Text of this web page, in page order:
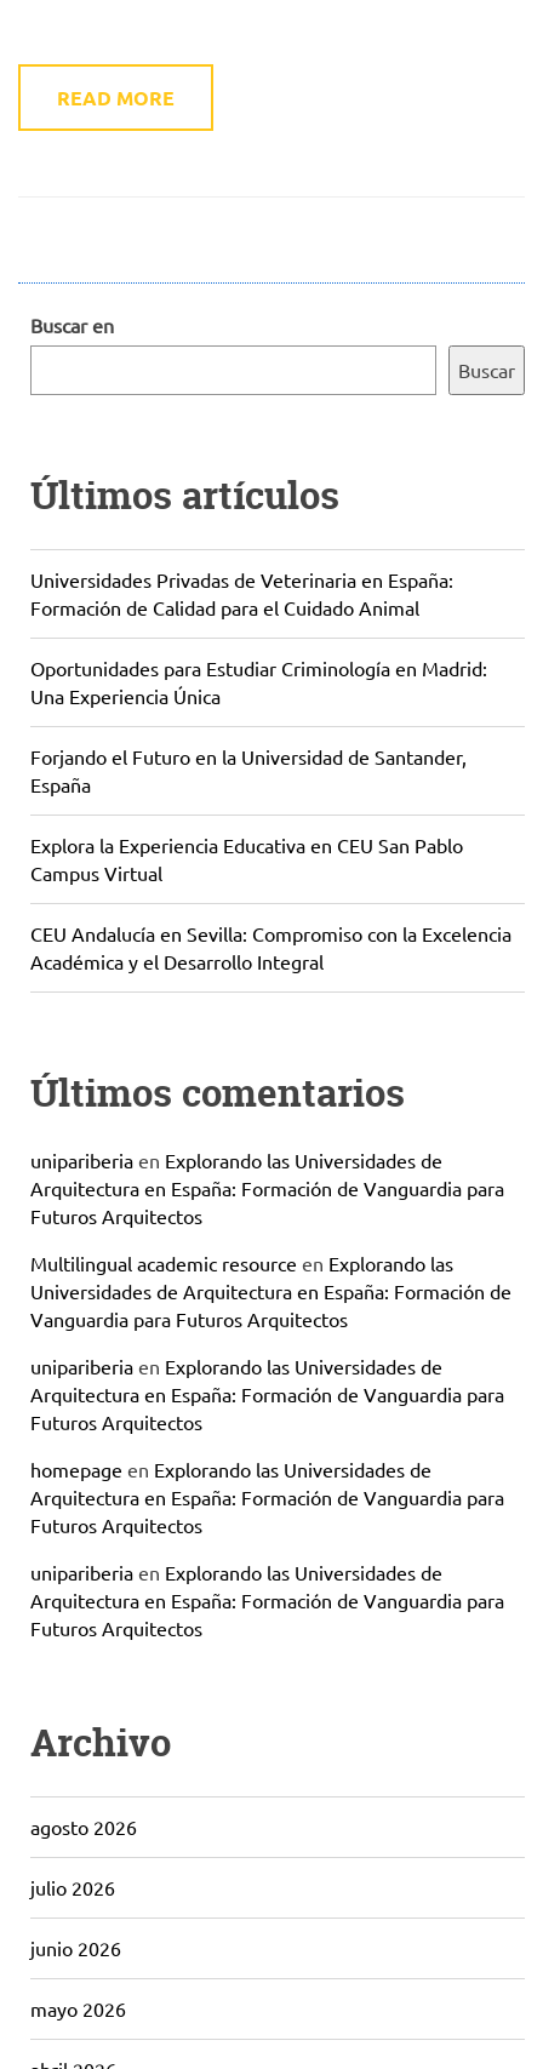
READ MORE
Buscar en
Buscar
Últimos artículos
Universidades Privadas de Veterinaria en España:
Formación de Calidad para el Cuidado Animal
Oportunidades para Estudiar Criminología en Madrid:
Una Experiencia Única
Forjando el Futuro en la Universidad de Santander,
España
Explora la Experiencia Educativa en CEU San Pablo
Campus Virtual
CEU Andalucía en Sevilla: Compromiso con la Excelencia
Académica y el Desarrollo Integral
Últimos comentarios
unipariberia en Explorando las Universidades de
Arquitectura en España: Formación de Vanguardia para
Futuros Arquitectos
Multilingual academic resource en Explorando las
Universidades de Arquitectura en España: Formación de
Vanguardia para Futuros Arquitectos
unipariberia en Explorando las Universidades de
Arquitectura en España: Formación de Vanguardia para
Futuros Arquitectos
homepage en Explorando las Universidades de
Arquitectura en España: Formación de Vanguardia para
Futuros Arquitectos
unipariberia en Explorando las Universidades de
Arquitectura en España: Formación de Vanguardia para
Futuros Arquitectos
Archivo
agosto 2026
julio 2026
junio 2026
mayo 2026